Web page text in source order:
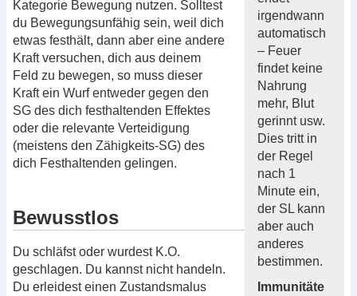
irgendwann
automatisch
– Feuer
findet keine
Nahrung
mehr, Blut
gerinnt usw.
Dies tritt in
der Regel
nach 1
Minute ein,
der SL kann
aber auch
anderes
bestimmen.
Immunitäte
Kategorie Bewegung nutzen. Solltest
du Bewegungsunfähig sein, weil dich
etwas festhält, dann aber eine andere
Kraft versuchen, dich aus deinem
Feld zu bewegen, so muss dieser
Kraft ein Wurf entweder gegen den
SG des dich festhaltenden Effektes
oder die relevante Verteidigung
(meistens den Zähigkeits-SG) des
dich Festhaltenden gelingen.
Bewusstlos
Du schläfst oder wurdest K.O.
geschlagen. Du kannst nicht handeln.
Du erleidest einen Zustandsmalus